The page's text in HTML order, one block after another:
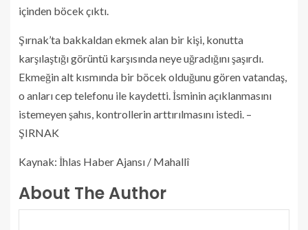
içinden böcek çıktı.
Şırnak’ta bakkaldan ekmek alan bir kişi, konutta
karşılaştığı görüntü karşısında neye uğradığını şaşırdı.
Ekmeğin alt kısmında bir böcek olduğunu gören vatandaş,
o anları cep telefonu ile kaydetti. İsminin açıklanmasını
istemeyen şahıs, kontrollerin arttırılmasını istedi. –
ŞIRNAK
Kaynak: İhlas Haber Ajansı / Mahallî
About The Author